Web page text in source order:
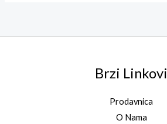
Brzi Linkovi
Prodavnica
O Nama